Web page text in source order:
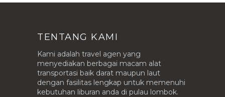
TENTANG KAMI
Kami adalah travel agen yang
menyediakan berbagai macam alat
transportasi baik darat maupun laut
dengan fasilitas lengkap untuk memenuhi
kebutuhan liburan anda di pulau lombok.